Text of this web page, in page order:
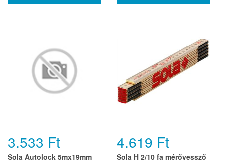
3.533 Ft
Sola Autolock 5mx19mm
4.619 Ft
Sola H 2/10 fa mérővessző